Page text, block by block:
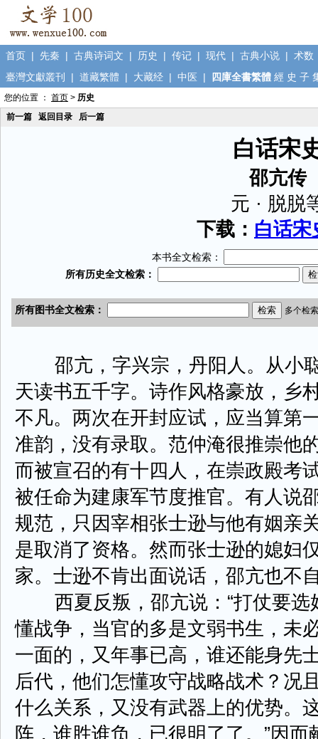
首页 | 先秦 | 古典诗词文 | 历史 | 传记 | 现代 | 古典小说 | 术数
臺灣文獻叢刊
| 道藏繁體 | 大藏经 | 中医 | 四庫全書繁體 經 史 子
您的位置 ： 首页 > 历史
前一篇
返回目录 后一篇
白话宋
邵亢传
元 · 脱脱
下载： 白话
本书全文检索：
邵亢，字兴宗，丹阳人。从小
天读书五千字。诗作风格豪放，乡
不凡。两次在开封应试，应当算第
准韵，没有录取。范仲淹很推崇他
而被宣召的有十四人，在崇政殿考
被任命为建康军节度推官。有人说
规范，只因宰相张士逊与他有姻亲
是取消了资格。然而张士逊的媳妇
家。士逊不肯出面说话，邵亢也不
西夏反叛，邵亢说：“打仗要选
懂战争，当官的多是文弱书生，未
一面的，又年事已高，谁还能身先
后代，他们怎懂攻守战略战术？况
什么关系，又没有武器上的优势。
阵，谁胜谁负，已很明了了。”因